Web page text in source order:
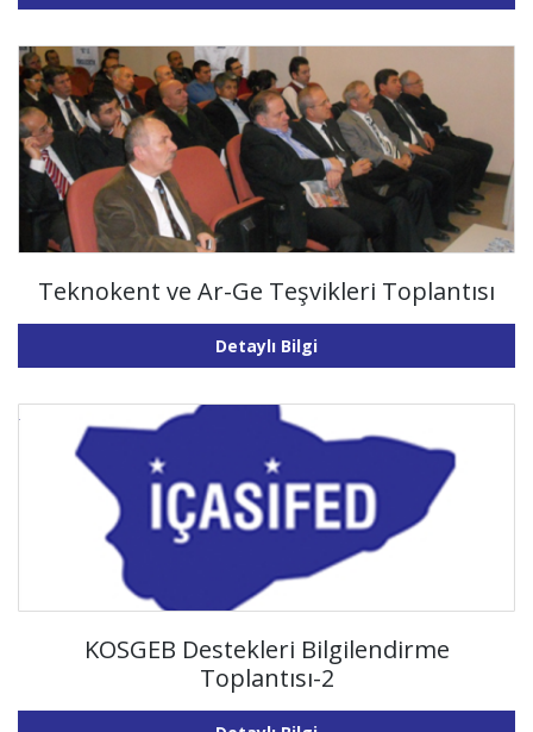
Teknokent ve Ar-Ge Teşvikleri Toplantısı
Detaylı Bilgi
KOSGEB Destekleri Bilgilendirme
Toplantısı-2